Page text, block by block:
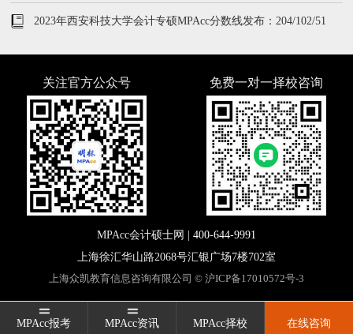
2023年西安科技大学会计专硕MPAcc分数线发布：204/102/51
MPAcc报考 MPAcc资讯 MPAcc择校 在线咨询
关注官方公众号 免费一对一择校咨询
MPAcc会计硕士网 | 400-644-9991
上海徐汇华山路2068号汇银广场7楼702室
上海众凯教育信息咨询有限公司 © 沪ICP备17010572号-3
MPAcc报考 MPAcc资讯 MPAcc择校 在线咨询